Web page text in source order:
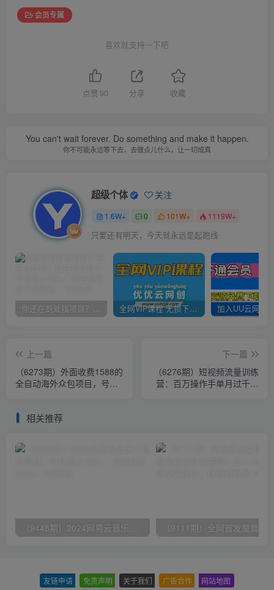
会员专属
喜欢就支持一下吧
点赞 90 分享 收藏
You can't wait forever. Do something and make it happen.
你不可能永远等下去，去做点儿什么，让一切成真
超级个体 关注
1.6W+ 0 101W+ 1119W+
只要还有明天，今天就永远是起跑线
你还在到处找项目？还在当韭菜？我靠卖项目一个月收入5万+，曾经我也是个失败者。 全网VIP课程 无损下载~
上一篇
（6273期）外面收费1588的
全自动海外众包项目，号称
下一篇
（6276期）短视频流量训练
营：百万操作手单月过千万
相关推荐
友链申请 免责声明 关于我们 广告合作 网站地图